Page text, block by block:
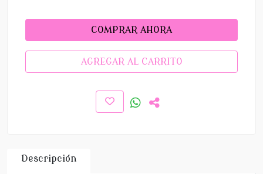
COMPRAR AHORA
AGREGAR AL CARRITO
Descripción